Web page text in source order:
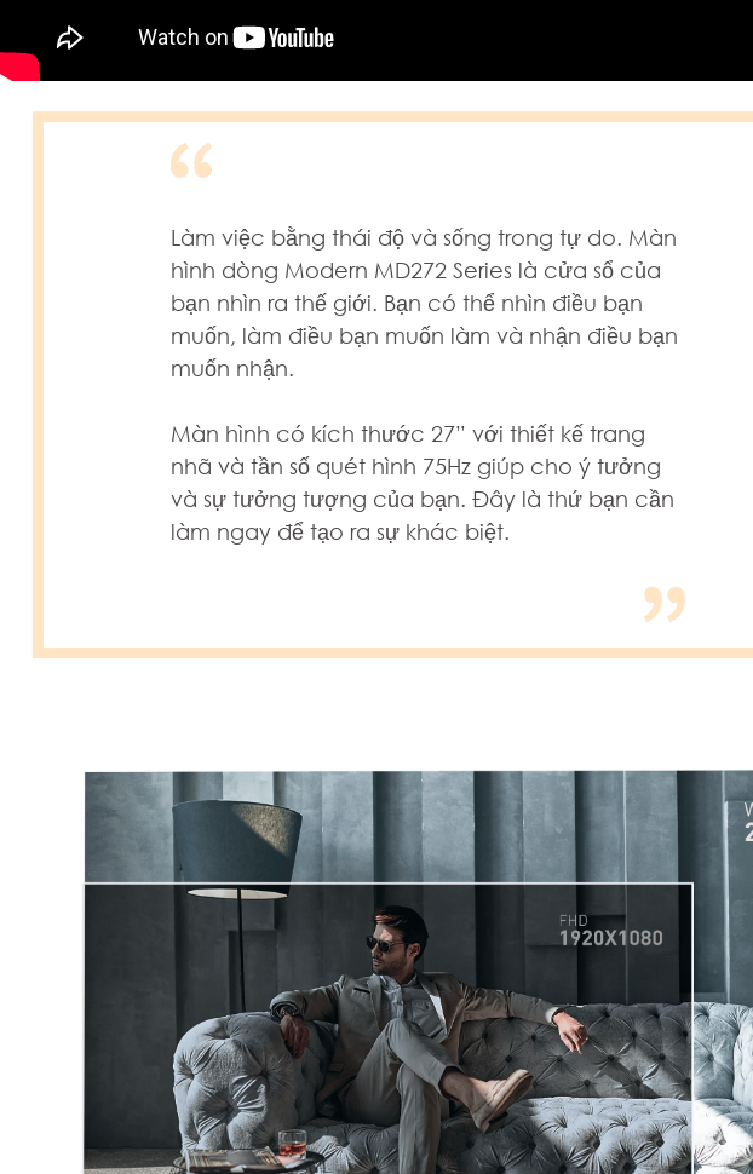
Làm việc bằng thái độ và sống trong tự do. Màn
hình dòng Modern MD272 Series là cửa sổ của
bạn nhìn ra thế giới. Bạn có thể nhìn điều bạn
muốn, làm điều bạn muốn làm và nhận điều bạn
muốn nhận.
Màn hình có kích thước 27” với thiết kế trang
nhã và tần số quét hình 75Hz giúp cho ý tưởng
và sự tưởng tượng của bạn. Đây là thứ bạn cần
làm ngay để tạo ra sự khác biệt.